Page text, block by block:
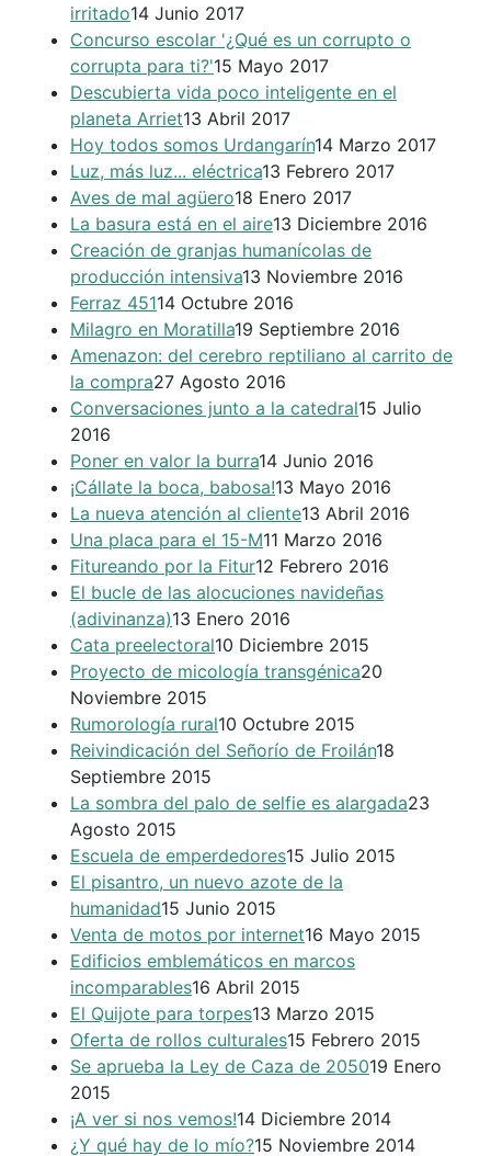
irritado14 Junio 2017
Concurso escolar '¿Qué es un corrupto o
corrupta para ti?'15 Mayo 2017
Descubierta vida poco inteligente en el
planeta Arriet13 Abril 2017
Hoy todos somos Urdangarín14 Marzo 2017
Luz, más luz... eléctrica13 Febrero 2017
Aves de mal agüero18 Enero 2017
La basura está en el aire13 Diciembre 2016
Creación de granjas humanícolas de
producción intensiva13 Noviembre 2016
Ferraz 45114 Octubre 2016
Milagro en Moratilla19 Septiembre 2016
Amenazon: del cerebro reptiliano al carrito de
la compra27 Agosto 2016
Conversaciones junto a la catedral15 Julio
2016
Poner en valor la burra14 Junio 2016
¡Cállate la boca, babosa!13 Mayo 2016
La nueva atención al cliente13 Abril 2016
Una placa para el 15-M11 Marzo 2016
Fitureando por la Fitur12 Febrero 2016
El bucle de las alocuciones navideñas
(adivinanza)13 Enero 2016
Cata preelectoral10 Diciembre 2015
Proyecto de micología transgénica20
Noviembre 2015
Rumorología rural10 Octubre 2015
Reivindicación del Señorío de Froilán18
Septiembre 2015
La sombra del palo de selfie es alargada23
Agosto 2015
Escuela de emperdedores15 Julio 2015
El pisantro, un nuevo azote de la
humanidad15 Junio 2015
Venta de motos por internet16 Mayo 2015
Edificios emblemáticos en marcos
incomparables16 Abril 2015
El Quijote para torpes13 Marzo 2015
Oferta de rollos culturales15 Febrero 2015
Se aprueba la Ley de Caza de 205019 Enero
2015
¡A ver si nos vemos!14 Diciembre 2014
¿Y qué hay de lo mío?15 Noviembre 2014